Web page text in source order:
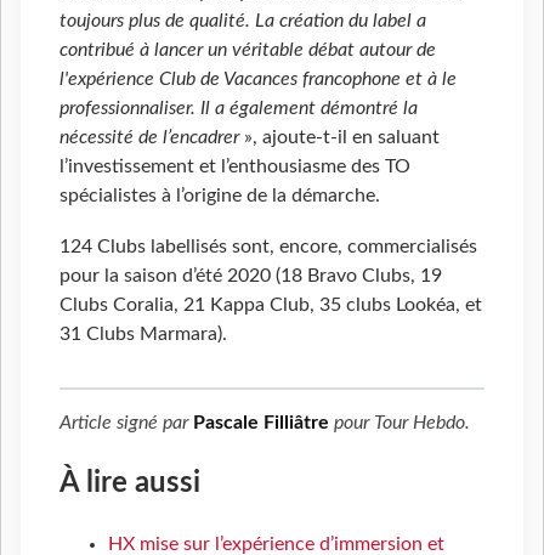
toujours plus de qualité. La création du label a
contribué à lancer un véritable débat autour de
l'expérience Club de Vacances francophone et à le
professionnaliser. Il a également démontré la
nécessité de l’encadrer », ajoute-t-il en saluant
l’investissement et l’enthousiasme des TO
spécialistes à l’origine de la démarche.
124 Clubs labellisés sont, encore, commercialisés
pour la saison d’été 2020 (18 Bravo Clubs, 19
Clubs Coralia, 21 Kappa Club, 35 clubs Lookéa, et
31 Clubs Marmara).
Article signé par Pascale Filliâtre pour Tour Hebdo.
À lire aussi
HX mise sur l’expérience d’immersion et